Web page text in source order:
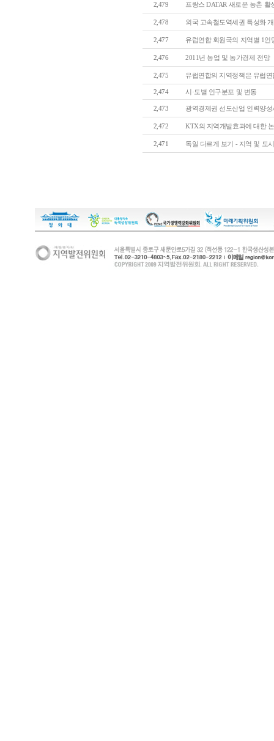
2,479 프랑스 DATAR 새로운 농촌 활
2,478 외국 고속철도역세권 특성화
2,477 유럽연합 회원국의 지역별 1인
2,476 2011년 농업 및 농가경제 전망
2,475 유럽연합의 지역정책은 유럽
2,474 시·도별 인구분포 및 변동
2,473 광역경제권 선도산업 인력양
2,472 KTX의 지역개발효과에 대한
2,471 독일 다르게 보기 - 지역 및 도